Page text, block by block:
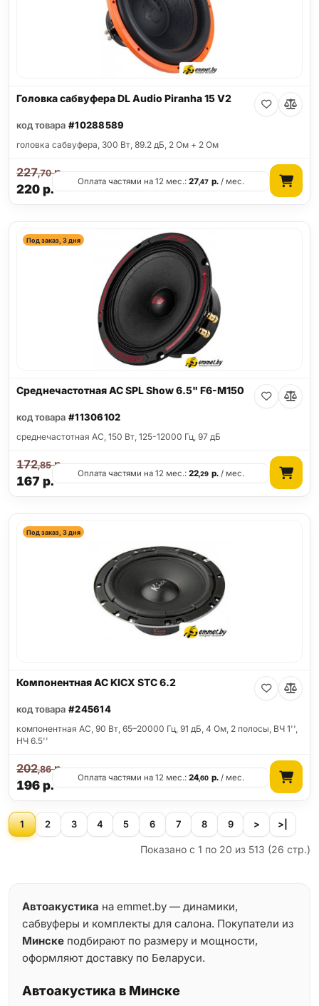
Головка сабвуфера DL Audio Piranha 15 V2
код товара #10288589
головка сабвуфера, 300 Вт, 89.2 дБ, 2 Ом + 2 Ом
220р.
227,70р.
Оплата частями на 12 мес.:27,47 р./ мес.
Под заказ, 3 дня
Среднечастотная АС SPL Show 6.5" F6-M150
код товара #11306102
среднечастотная АС, 150 Вт, 125-12000 Гц, 97 дБ
167 р.
172,85р.
Оплата частями на 12 мес.:22,29 р./ мес.
Под заказ, 3 дня
Компонентная АС KICX STC 6.2
код товара #245614
компонентная АС, 90 Вт, 65–20000 Гц, 91 дБ, 4 Ом, 2 полосы, ВЧ 1'',
НЧ 6.5''
196р.
202,86р.
Оплата частями на 12 мес.:24,60 р./ мес.
1 2 3 4 5 6 7 8 9 > >|
Показано с 1 по 20 из 513 (26 стр.)
Автоакустика на emmet.by — динамики,
сабвуферы и комплекты для салона. Покупатели из
Минске подбирают по размеру и мощности,
оформляют доставку по Беларуси.
Автоакустика в Минске